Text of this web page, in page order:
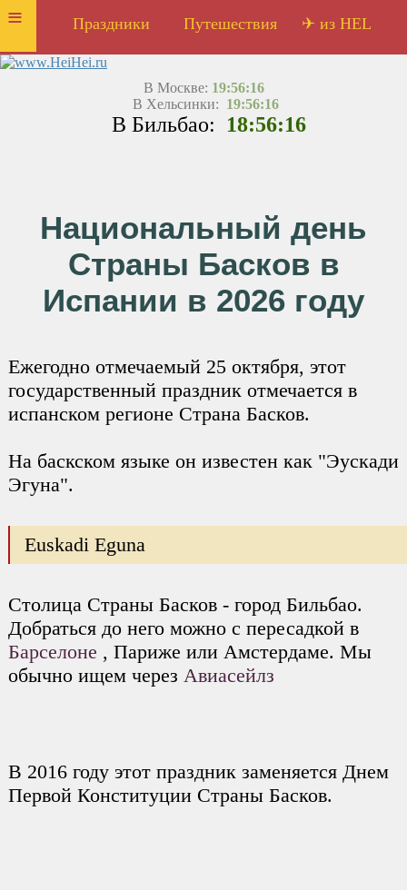
≡ Праздники Путешествия ✈ из HEL
В Москве: 19:56:16
В Хельсинки: 19:56:16
В Бильбао: 18:56:16
Национальный день
Страны Басков в
Испании в 2026 году
Ежегодно отмечаемый 25 октября, этот
государственный праздник отмечается в
испанском регионе Страна Басков.
На баскском языке он известен как "Эускади
Эгуна".
Euskadi Eguna
Столица Страны Басков - город Бильбао.
Добраться до него можно с пересадкой в
Барселоне , Париже или Амстердаме. Мы
обычно ищем через Авиасейлз
В 2016 году этот праздник заменяется Днем
Первой Конституции Страны Басков.